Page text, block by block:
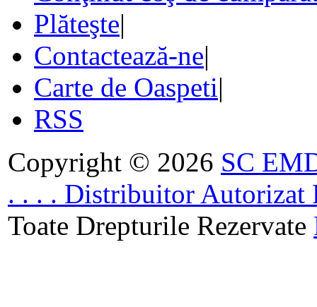
Plăteşte|
Contactează-ne|
Carte de Oaspeti|
RSS
Copyright © 2026 SC
. . . . Distribuitor Autorizat
Toate Drepturile Rezervate